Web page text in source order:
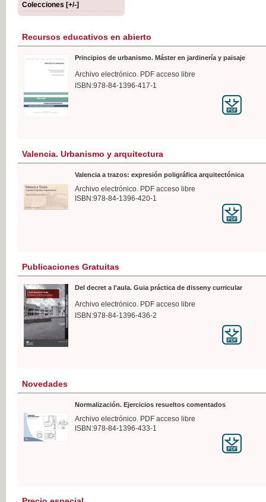
Colecciones [+/-]
Recursos educativos en abierto
Principios de urbanismo. Máster en jardinería y paisaje
Archivo electrónico. PDF acceso libre
ISBN:978-84-1396-417-1
Valencia. Urbanismo y arquitectura
Valencia a trazos: expresión poligráfica arquitectónica
Archivo electrónico. PDF acceso libre
ISBN:978-84-1396-420-1
Publicaciones Gratuitas
Del decret a l'aula. Guia práctica de disseny curricular
Archivo electrónico. PDF acceso libre
ISBN:978-84-1396-436-2
Novedades
Normalización. Ejercicios resueltos comentados
Archivo electrónico. PDF acceso libre
ISBN:978-84-1396-433-1